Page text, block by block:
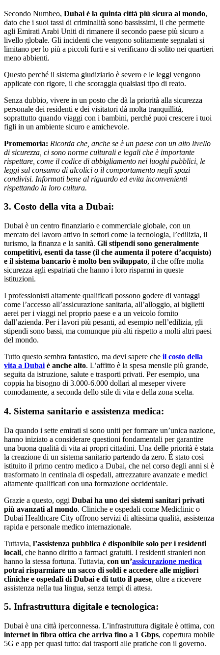
Secondo Numbeo, Dubai è la quinta città più sicura al mondo,
dato che i suoi tassi di criminalità sono bassissimi, il che permette
agli Emirati Arabi Uniti di rimanere il secondo paese più sicuro a
livello globale. Gli incidenti che vengono solitamente segnalati si
limitano per lo più a piccoli furti e si verificano di solito nei quartieri
meno abbienti.
Questo perché il sistema giudiziario è severo e le leggi vengono
applicate con rigore, il che scoraggia qualsiasi tipo di reato.
Senza dubbio, vivere in un posto che dà la priorità alla sicurezza
personale dei residenti e dei visitatori dà molta tranquillità,
soprattutto quando viaggi con i bambini, perché puoi crescere i tuoi
figli in un ambiente sicuro e amichevole.
Promemoria: Ricorda che, anche se è un paese con un alto livello
di sicurezza, ci sono norme culturali e legali che è importante
rispettare, come il codice di abbigliamento nei luoghi pubblici, le
leggi sul consumo di alcolici o il comportamento negli spazi
condivisi. Informati bene al riguardo ed evita inconvenienti
rispettando la loro cultura.
3. Costo della vita a Dubai:
Dubai è un centro finanziario e commerciale globale, con un
mercato del lavoro attivo in settori come la tecnologia, l’edilizia, il
turismo, la finanza e la sanità. Gli stipendi sono generalmente
competitivi, esenti da tasse (il che aumenta il potere d’acquisto)
e il sistema bancario è molto ben sviluppato, il che offre molta
sicurezza agli espatriati che hanno i loro risparmi in queste
istituzioni.
I professionisti altamente qualificati possono godere di vantaggi
come l’accesso all’assicurazione sanitaria, all’alloggio, ai biglietti
aerei per i viaggi nel proprio paese e a un veicolo fornito
dall’azienda. Per i lavori più pesanti, ad esempio nell’edilizia, gli
stipendi sono bassi, ma comunque più alti rispetto a molti altri paesi
del mondo.
Tutto questo sembra fantastico, ma devi sapere che il costo della
vita a Dubai è anche alto. L’affitto è la spesa mensile più grande,
seguita da istruzione, salute e trasporti privati. Per esempio, una
coppia ha bisogno di 3.000-6.000 dollari al meseper vivere
comodamente, a seconda dello stile di vita e della zona scelta.
4. Sistema sanitario e assistenza medica:
Da quando i sette emirati si sono uniti per formare un’unica nazione,
hanno iniziato a considerare questioni fondamentali per garantire
una buona qualità di vita ai propri cittadini. Una delle priorità è stata
la creazione di un sistema sanitario partendo da zero. È stato così
istituito il primo centro medico a Dubai, che nel corso degli anni si è
trasformato in centinaia di ospedali, attrezzature avanzate e medici
altamente qualificati con una formazione occidentale.
Grazie a questo, oggi Dubai ha uno dei sistemi sanitari privati
più avanzati al mondo. Cliniche e ospedali come Mediclinic o
Dubai Healthcare City offrono servizi di altissima qualità, assistenza
rapida e personale medico internazionale.
Tuttavia, l’assistenza pubblica è disponibile solo per i residenti
locali, che hanno diritto a farmaci gratuiti. I residenti stranieri non
hanno la stessa fortuna. Tuttavia, con un’assicurazione medica
potrai risparmiare un sacco di soldi e accedere alle migliori
cliniche e ospedali di Dubai e di tutto il paese, oltre a ricevere
assistenza nella tua lingua, senza tempi di attesa.
5. Infrastruttura digitale e tecnologica:
Dubai è una città iperconnessa. L’infrastruttura digitale è ottima, con
internet in fibra ottica che arriva fino a 1 Gbps, copertura mobile
5G e app per quasi tutto: dai trasporti alle pratiche con il governo.